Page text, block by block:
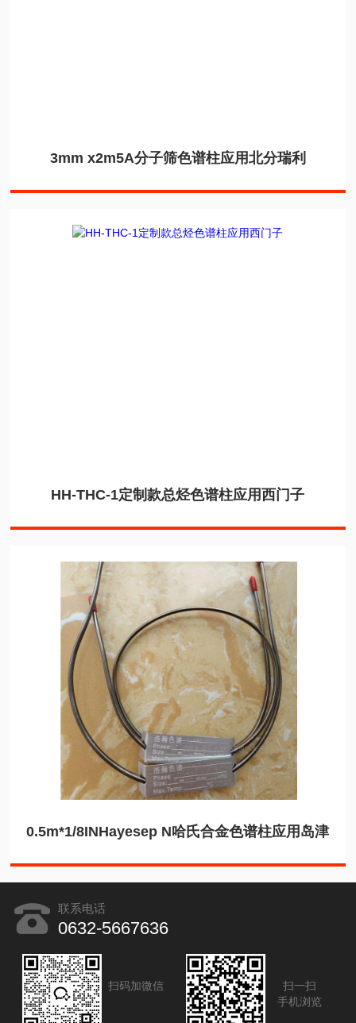
3mm x2m5A分子筛色谱柱应用北分瑞利
HH-THC-1定制款总烃色谱柱应用西门子
0.5m*1/8INHayesep N哈氏合金色谱柱应用岛津
联系电话
0632-5667636
扫码加微信
扫一扫
手机浏览